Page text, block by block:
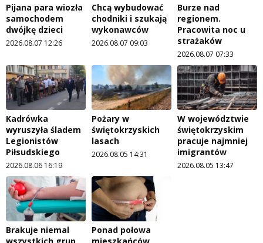
Pijana para wiozła
samochodem
dwójkę dzieci
2026.08.07 12:26
Chcą wybudować
chodniki i szukają
wykonawców
2026.08.07 09:03
Burze nad
regionem.
Pracowita noc u
strażaków
2026.08.07 07:33
Kadrówka
wyruszyła śladem
Legionistów
Piłsudskiego
2026.08.06 16:19
Pożary w
świętokrzyskich
lasach
2026.08.05 14:31
W województwie
świętokrzyskim
pracuje najmniej
imigrantów
2026.08.05 13:47
Brakuje niemal
Ponad połowa